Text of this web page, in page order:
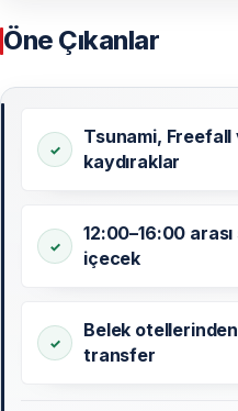
Öne Çıkanlar
Tsunami,
kaydıraklar
12:00–16:00 arası
içecek
Belek
transfer